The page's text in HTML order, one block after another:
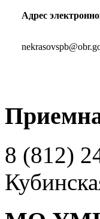
Адрес
8 (812)